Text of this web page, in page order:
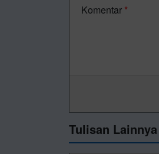
Komentar *
Tulisan Lainnya